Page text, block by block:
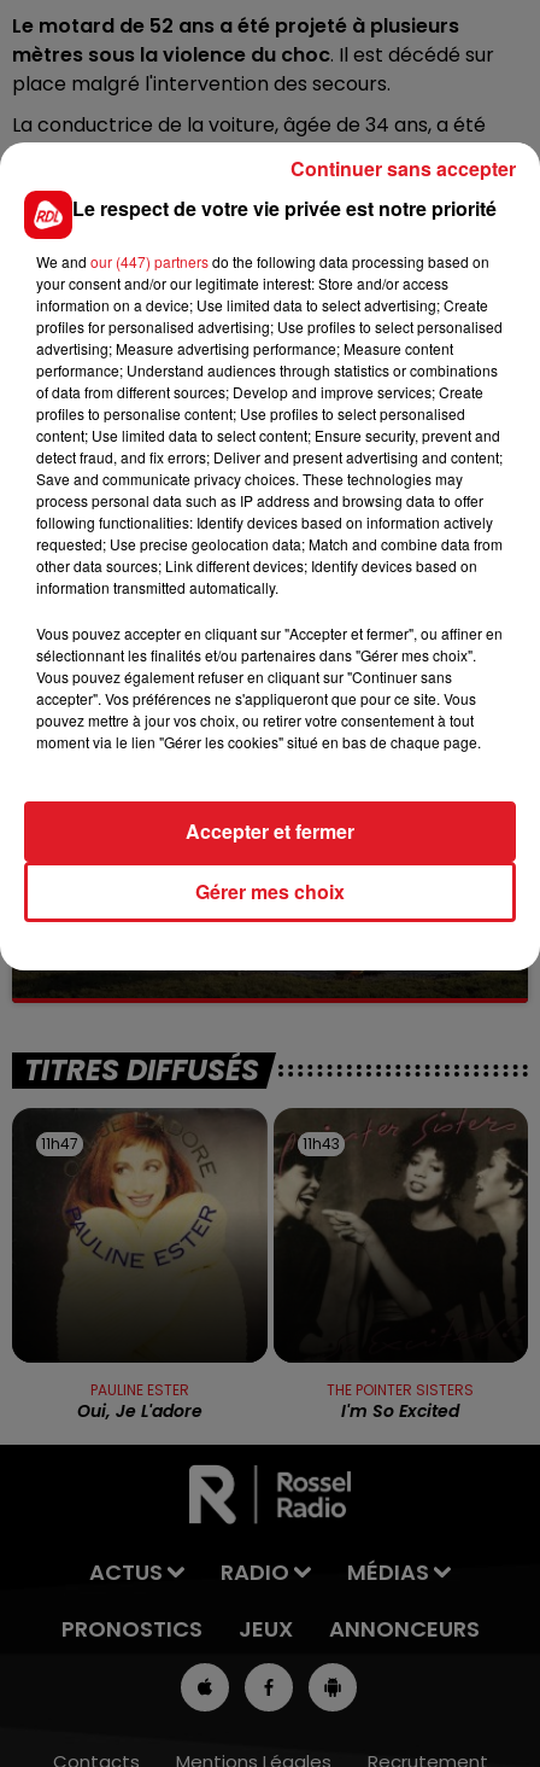
Le motard de 52 ans a été projeté à plusieurs
mètres sous la violence du choc. Il est décédé sur
place malgré l'intervention des secours.
La conductrice de la voiture, âgée de 34 ans, a été
prise en charge en état de choc et transportée au
centre hospitalier de Rang-du-Fliers.
Une enquête a été ouverte pour déterminer les
circonstances précises de l'accident.
FIL D'ACTUS
BÉTHUNE: ENQUÊTE POUR HOMICIDE
VOLONTAIRE EN COURS, APRÈS LA...
Selon les premiers éléments, le logement servait
à des prostituées
WINGLES: UN JEUNE PERD LA VIE, NOYÉ À
LA BASE DE LOISIRS
La victime a coulé à pic
TITRES DIFFUSÉS
11h47
11h47
PAULINE ESTER
Oui, Je L'adore
11h43
11h43
THE POINTER SISTERS
I'm So Excited
ACTUS RADIO
MÉDIAS
PRONOSTICS
JEUX ANNONCEURS
Contacts Mentions Légales Recrutement
Le respect de votre vie privée est notre priorité
We and our (447) partnersdo the following data processing based on
your consent and/or our legitimate interest: Store and/or access
information on a device; Use limited data to select advertising; Create
profiles for personalised advertising; Use profiles to select personalised
advertising; Measure advertising performance; Measure content
performance; Understand audiences through statistics or combinations
of data from different sources; Develop and improve services; Create
profiles to personalise content; Use profiles to select personalised
content; Use limited data to select content; Ensure security, prevent and
detect fraud, and fix errors; Deliver and present advertising and content;
Save and communicate privacy choices. These technologies may
process personal data such as IP address and browsing data to offer
following functionalities: Identify devices based on information actively
requested; Use precise geolocation data; Match and combine data from
other data sources; Link different devices; Identify devices based on
information transmitted automatically.
Vous pouvez accepter en cliquant sur "Accepter et fermer", ou affiner en
sélectionnant les finalités et/ou partenaires dans "Gérer mes choix".
Vous pouvez également refuser en cliquant sur "Continuer sans
accepter". Vos préférences ne s'appliqueront que pour ce site. Vous
pouvez mettre à jour vos choix, ou retirer votre consentement à tout
moment via le lien "Gérer les cookies" situé en bas de chaque page.
Gérer mes choix
Accepter et fermer
Continuer sans accepter